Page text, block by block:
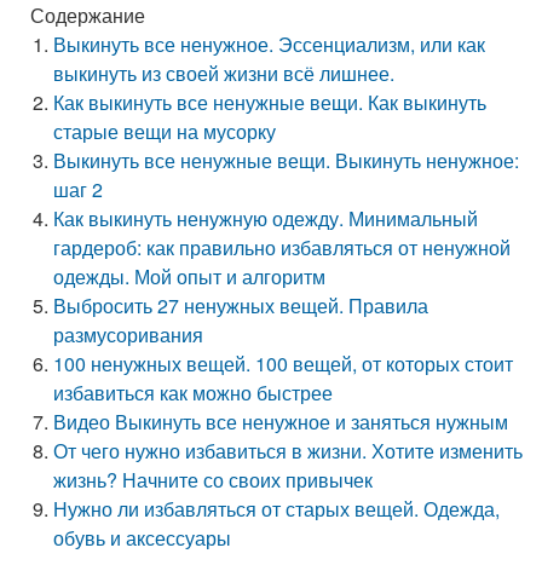
Содержание
Выкинуть все ненужное. Эссенциализм, или как
выкинуть из своей жизни всё лишнее.
Как выкинуть все ненужные вещи. Как выкинуть
старые вещи на мусорку
Выкинуть все ненужные вещи. Выкинуть ненужное:
шаг 2
Как выкинуть ненужную одежду. Минимальный
гардероб: как правильно избавляться от ненужной
одежды. Мой опыт и алгоритм
Выбросить 27 ненужных вещей. Правила
размусоривания
100 ненужных вещей. 100 вещей, от которых стоит
избавиться как можно быстрее
Видео Выкинуть все ненужное и заняться нужным
От чего нужно избавиться в жизни. Хотите изменить
жизнь? Начните со своих привычек
Нужно ли избавляться от старых вещей. Одежда,
обувь и аксессуары